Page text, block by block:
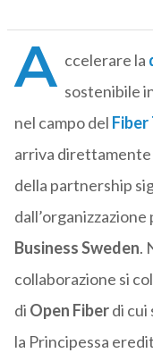
A ccelerare la
sostenibile
nel campo del Fiber
arriva direttamente
della partnership
Business Sweden.
collaborazione si
di Open Fiberdi cui
la Principessa